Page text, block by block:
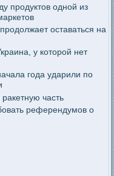
продуктов одной из
оставаться на
у которой нет
года ударили по
часть
референдумов о